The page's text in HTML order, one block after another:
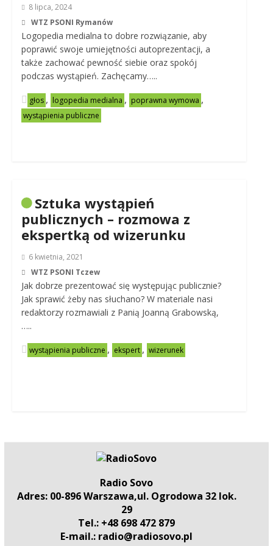
8 lipca, 2024
WTZ PSONI Rymanów
Logopedia medialna to dobre rozwiązanie, aby
poprawić swoje umiejętności autoprezentacji, a
także zachować pewność siebie oraz spokój
podczas wystąpień. Zachęcamy…..
głos , logopedia medialna , poprawna wymowa ,
wystąpienia publiczne
Sztuka wystąpień
publicznych – rozmowa z
ekspertką od wizerunku
6 kwietnia, 2021
WTZ PSONI Tczew
Jak dobrze prezentować się występując publicznie?
Jak sprawić żeby nas słuchano? W materiale nasi
redaktorzy rozmawiali z Panią Joanną Grabowską,
…..
wystąpienia publiczne , ekspert , wizerunek
Radio Sovo
Adres: 00-896 Warszawa,ul. Ogrodowa 32 lok.
29
Tel.: +48 698 472 879
E-mail.: radio@radiosovo.pl